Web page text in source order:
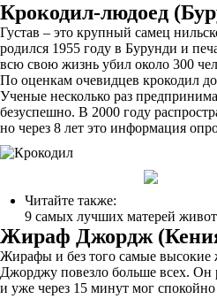
Крокодил-людоед
Густав – это крупный самец
родился 1955 году в Бурунди и
всю свою жизнь убил около 300
По оценкам очевидцев крокодил
Ученые несколько раз
безуспешно. В 2000 году
но через 8 лет это информация
Читайте также:
9 самых лучших матерей
Жираф Джордж
Жирафы и без того самые
Джорджу повезло больше всех. Он
и уже через 15 минут мог спокойно